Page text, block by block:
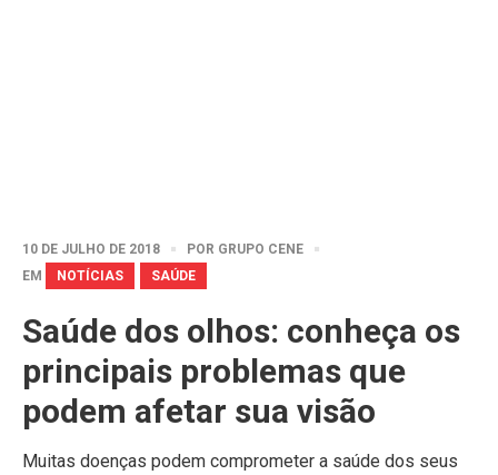
10 DE JULHO DE 2018 POR GRUPO CENE
EM
NOTÍCIAS SAÚDE
Saúde dos olhos: conheça os
principais problemas que
podem afetar sua visão
Muitas doenças podem comprometer a saúde dos seus